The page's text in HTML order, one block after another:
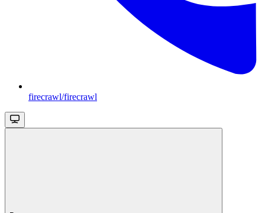
firecrawl/firecrawl